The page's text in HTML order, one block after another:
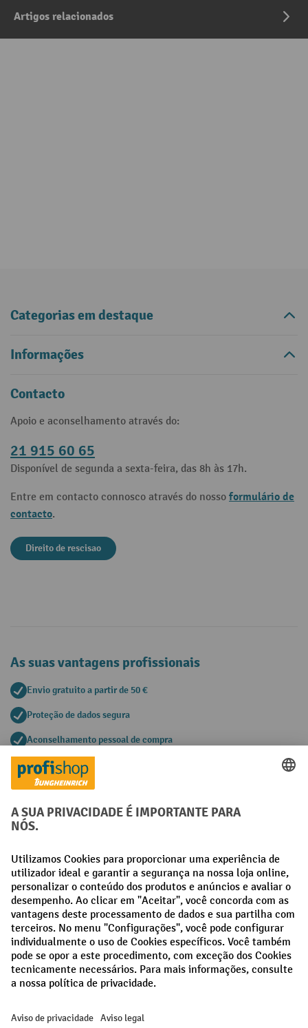
Artigos relacionados
Categorias em destaque
Informações
Contacto
Apoio e aconselhamento através do:
21 915 60 65
Disponível de segunda a sexta-feira, das 8h às 17h.
Entre em contacto connosco através do nosso formulário de
contacto.
Direito de rescisao
As suas vantagens profissionais
Envio gratuito a partir de 50 €
Proteção de dados segura
Aconselhamento pessoal de compra
Métodos de pagamento
Redes sociais
Facebook
LinkedIn
Instagram
Termos e condições gerais Aviso Legal
Todos os preços excl. IVA maiscustos de envio